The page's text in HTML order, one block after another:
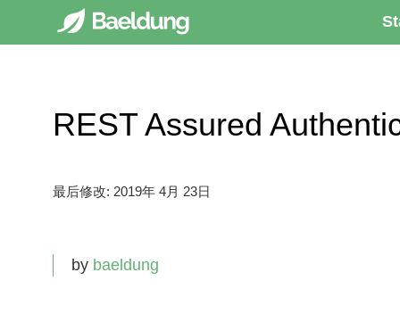
REST Assured
最后修改: 2019年 4月 23日
by baeldung